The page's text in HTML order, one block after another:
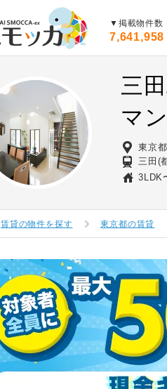
▼掲載物件数
7,641,958
三
マ
東京都
三田(
3LDK
賃貸の物件を探す 東京都の賃貸